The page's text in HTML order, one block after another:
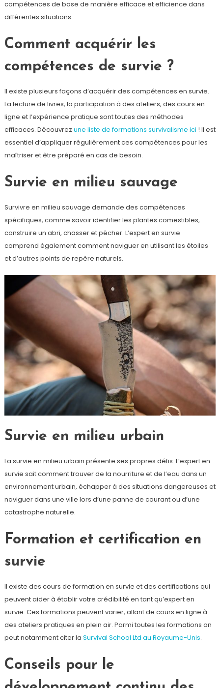
compétences de base de manière efficace et efficience dans
différentes situations.
Comment acquérir les
compétences de survie ?
Il existe plusieurs façons d’acquérir des compétences en survie.
La lecture de livres, la participation à des ateliers, des cours en
ligne et l’expérience pratique sont toutes des méthodes
efficaces. Découvrez une liste de formations survivalisme ici ! Il est
essentiel d’appliquer régulièrement ces compétences pour les
maîtriser et être préparé en cas de besoin.
Survie en milieu sauvage
Survivre en milieu sauvage demande des compétences
spécifiques, comme savoir identifier les plantes comestibles,
construire un abri, chasser et pêcher. L’expert en survie
comprend également comment naviguer en utilisant les étoiles
et d’autres points de repère naturels.
Survie en milieu urbain
La survie en milieu urbain présente ses propres défis. L’expert en
survie sait comment trouver de la nourriture et de l’eau dans un
environnement urbain, échapper à des situations dangereuses et
naviguer dans une ville lors d’une panne de courant ou d’une
catastrophe naturelle.
Formation et certification en
survie
Il existe des cours de formation en survie et des certifications qui
peuvent aider à établir votre crédibilité en tant qu’expert en
survie. Ces formations peuvent varier, allant de cours en ligne à
des ateliers pratiques en plein air. Parmi toutes les formations on
peut notamment citer la Survival School Ltd au Royaume-Unis.
Conseils pour le